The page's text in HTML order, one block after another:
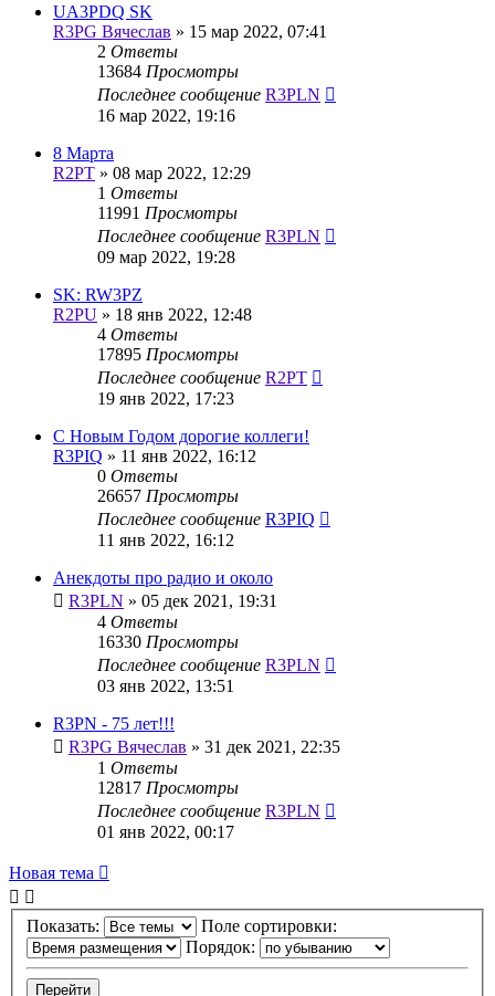
UA3PDQ SK
R3PG Вячеслав » 15 мар 2022, 07:41
2 Ответы
13684 Просмотры
Последнее сообщение R3PLN
16 мар 2022, 19:16
8 Марта
R2PT » 08 мар 2022, 12:29
1 Ответы
11991 Просмотры
Последнее сообщение R3PLN
09 мар 2022, 19:28
SK: RW3PZ
R2PU » 18 янв 2022, 12:48
4 Ответы
17895 Просмотры
Последнее сообщение R2PT
19 янв 2022, 17:23
С Новым Годом дорогие коллеги!
R3PIQ » 11 янв 2022, 16:12
0 Ответы
26657 Просмотры
Последнее сообщение R3PIQ
11 янв 2022, 16:12
Анекдоты про радио и около
R3PLN » 05 дек 2021, 19:31
4 Ответы
16330 Просмотры
Последнее сообщение R3PLN
03 янв 2022, 13:51
R3PN - 75 лет!!!
R3PG Вячеслав » 31 дек 2021, 22:35
1 Ответы
12817 Просмотры
Последнее сообщение R3PLN
01 янв 2022, 00:17
Новая тема
Показать:
Поле сортировки:
Порядок: